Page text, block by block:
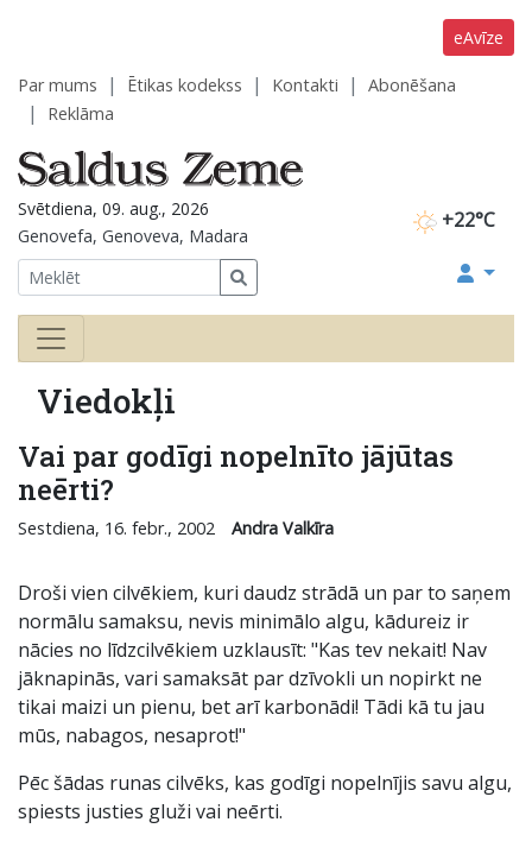
eAvīze
Par mums Ētikas kodekss Kontakti
Abonēšana
Reklāma
+22°C
Svētdiena, 09. aug., 2026
Genovefa, Genoveva, Madara
Viedokļi
Vai par godīgi nopelnīto jājūtas
neērti?
Sestdiena, 16. febr., 2002 Andra Valkīra
Droši vien cilvēkiem, kuri daudz strādā un par to saņem
normālu samaksu, nevis minimālo algu, kādureiz ir
nācies no līdzcilvēkiem uzklausīt: "Kas tev nekait! Nav
jāknapinās, vari samaksāt par dzīvokli un nopirkt ne
tikai maizi un pienu, bet arī karbonādi! Tādi kā tu jau
mūs, nabagos, nesaprot!"
Pēc šādas runas cilvēks, kas godīgi nopelnījis savu algu,
spiests justies gluži vai neērti.